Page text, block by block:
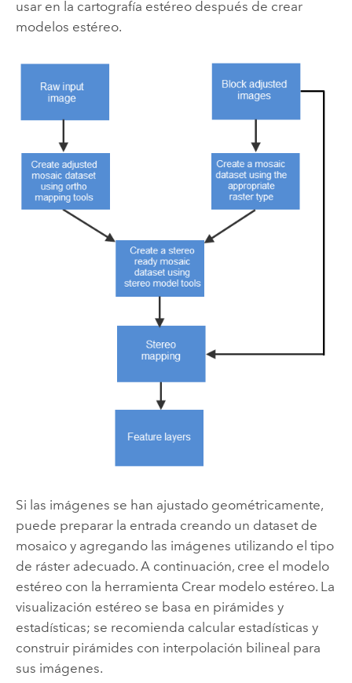
usar en la cartografía estéreo después de crear
modelos estéreo.
Si las imágenes se han ajustado geométricamente,
puede preparar la entrada creando un dataset de
mosaico y agregando las imágenes utilizando el tipo
de ráster adecuado. A continuación, cree el modelo
estéreo con la herramienta Crear modelo estéreo. La
visualización estéreo se basa en pirámides y
estadísticas; se recomienda calcular estadísticas y
construir pirámides con interpolación bilineal para
sus imágenes.